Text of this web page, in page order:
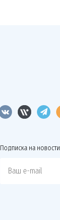
Подписка на новости
Ваш e-mail